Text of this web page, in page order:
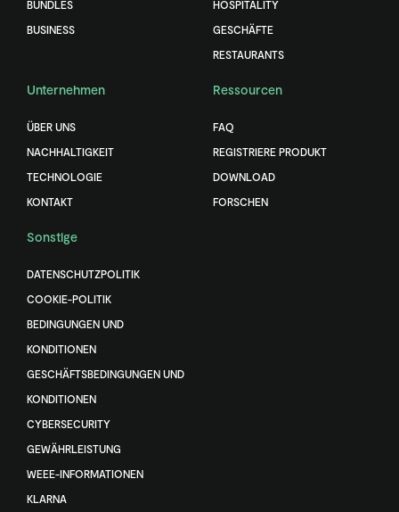
BUNDLES
BUSINESS
HOSPITALITY
GESCHÄFTE
RESTAURANTS
Unternehmen
ÜBER UNS
NACHHALTIGKEIT
TECHNOLOGIE
KONTAKT
Ressourcen
FAQ
REGISTRIERE PRODUKT
DOWNLOAD
FORSCHEN
Sonstige
DATENSCHUTZPOLITIK
COOKIE-POLITIK
BEDINGUNGEN UND
KONDITIONEN
GESCHÄFTSBEDINGUNGEN UND
KONDITIONEN
CYBERSECURITY
GEWÄHRLEISTUNG
WEEE-INFORMATIONEN
KLARNA